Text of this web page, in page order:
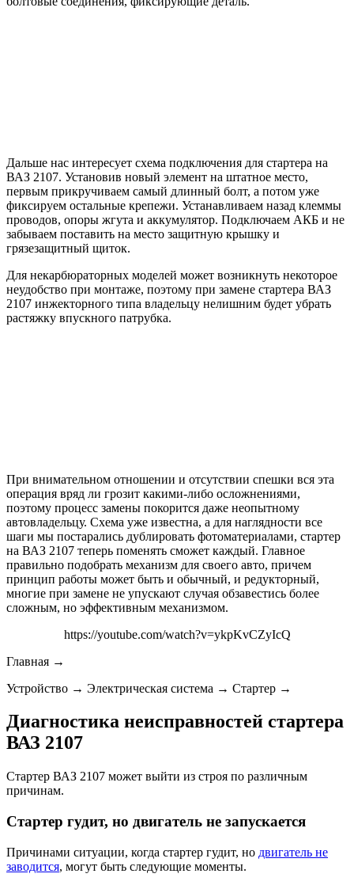
Дальше нас интересует схема подключения для стартера на
ВАЗ 2107. Установив новый элемент на штатное место,
первым прикручиваем самый длинный болт, а потом уже
фиксируем остальные крепежи. Устанавливаем назад клеммы
проводов, опоры жгута и аккумулятор. Подключаем АКБ и не
забываем поставить на место защитную крышку и
грязезащитный щиток.
Для некарбюраторных моделей может возникнуть некоторое
неудобство при монтаже, поэтому при замене стартера ВАЗ
2107 инжекторного типа владельцу нелишним будет убрать
растяжку впускного патрубка.
При внимательном отношении и отсутствии спешки вся эта
операция вряд ли грозит какими-либо осложнениями,
поэтому процесс замены покорится даже неопытному
автовладельцу. Схема уже известна, а для наглядности все
шаги мы постарались дублировать фотоматериалами, стартер
на ВАЗ 2107 теперь поменять сможет каждый. Главное
правильно подобрать механизм для своего авто, причем
принцип работы может быть и обычный, и редукторный,
многие при замене не упускают случая обзавестись более
сложным, но эффективным механизмом.
https://youtube.com/watch?v=ykpKvCZyIcQ
Главная →
Устройство → Электрическая система → Стартер →
Диагностика неисправностей стартера
ВАЗ 2107
Стартер ВАЗ 2107 может выйти из строя по различным
причинам.
Стартер гудит, но двигатель не запускается
Причинами ситуации, когда стартер гудит, но двигатель не
заводится, могут быть следующие моменты.